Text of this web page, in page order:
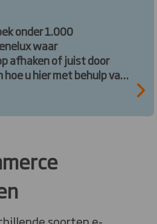
onder 1.000
waar
afhaken of juist door
u hier met behulp van